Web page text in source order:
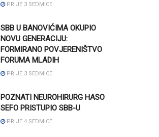
PRIJE 3 SEDMICE
SBB U BANOVIĆIMA OKUPIO
NOVU GENERACIJU:
FORMIRANO POVJERENIŠTVO
FORUMA MLADIH
PRIJE 3 SEDMICE
POZNATI NEUROHIRURG HASO
SEFO PRISTUPIO SBB-U
PRIJE 4 SEDMICE